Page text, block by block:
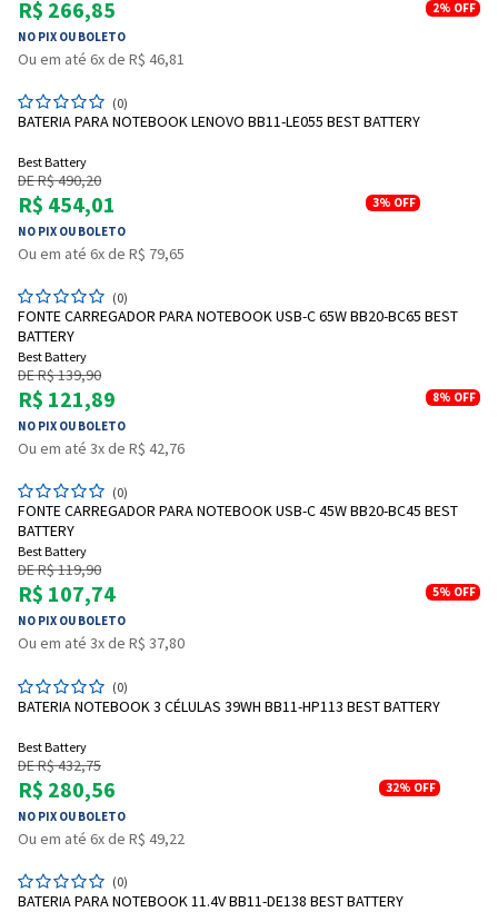
R$ 266,85
NO PIX OU BOLETO
2% OFF
Ou em até 6x de R$ 46,81
(0)
BATERIA PARA NOTEBOOK LENOVO BB11-LE055 BEST BATTERY
Best Battery
DE R$ 490,20
R$ 454,01
NO PIX OU BOLETO
3% OFF
Ou em até 6x de R$ 79,65
(0)
FONTE CARREGADOR PARA NOTEBOOK USB-C 65W BB20-BC65 BEST
BATTERY
Best Battery
DE R$ 139,90
R$ 121,89
NO PIX OU BOLETO
8% OFF
Ou em até 3x de R$ 42,76
(0)
FONTE CARREGADOR PARA NOTEBOOK USB-C 45W BB20-BC45 BEST
BATTERY
Best Battery
DE R$ 119,90
R$ 107,74
NO PIX OU BOLETO
5% OFF
Ou em até 3x de R$ 37,80
(0)
BATERIA NOTEBOOK 3 CÉLULAS 39WH BB11-HP113 BEST BATTERY
Best Battery
DE R$ 432,75
R$ 280,56
NO PIX OU BOLETO
32% OFF
Ou em até 6x de R$ 49,22
(0)
BATERIA PARA NOTEBOOK 11.4V BB11-DE138 BEST BATTERY